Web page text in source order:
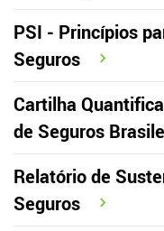
PSI - Princípios
Seguros
Cartilha
de Seguros
Relatório de
Seguros